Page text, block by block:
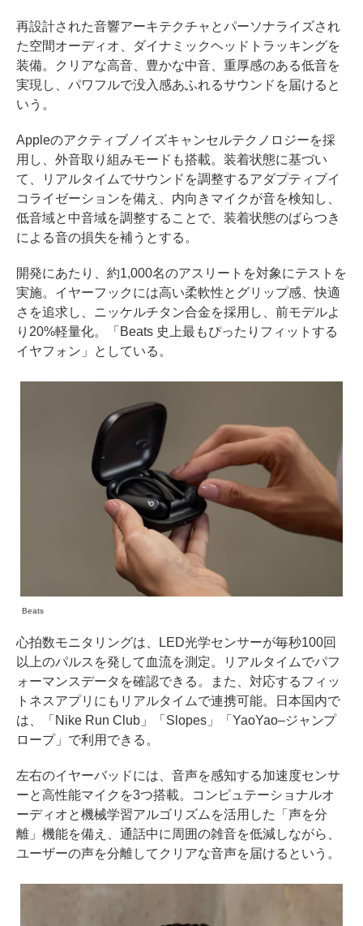
再設計された音響アーキテクチャとパーソナライズされ
た空間オーディオ、ダイナミックヘッドトラッキングを
装備。クリアな高音、豊かな中音、重厚感のある低音を
実現し、パワフルで没入感あふれるサウンドを届けると
いう。
Appleのアクティブノイズキャンセルテクノロジーを採
用し、外音取り組みモードも搭載。装着状態に基づい
て、リアルタイムでサウンドを調整するアダプティブイ
コライゼーションを備え、内向きマイクが音を検知し、
低音域と中音域を調整することで、装着状態のばらつき
による音の損失を補うとする。
開発にあたり、約1,000名のアスリートを対象にテストを
実施。イヤーフックには高い柔軟性とグリップ感、快適
さを追求し、ニッケルチタン合金を採用し、前モデルよ
り20%軽量化。「Beats 史上最もぴったりフィットする
イヤフォン」としている。
Beats
心拍数モニタリングは、LED光学センサーが毎秒100回
以上のパルスを発して血流を測定。リアルタイムでパフ
ォーマンスデータを確認できる。また、対応するフィッ
トネスアプリにもリアルタイムで連携可能。日本国内で
は、「Nike Run Club」「Slopes」「YaoYao–ジャンプ
ロープ」で利用できる。
左右のイヤーバッドには、音声を感知する加速度センサ
ーと高性能マイクを3つ搭載。コンピュテーショナルオ
ーディオと機械学習アルゴリズムを活用した「声を分
離」機能を備え、通話中に周囲の雑音を低減しながら、
ユーザーの声を分離してクリアな音声を届けるという。